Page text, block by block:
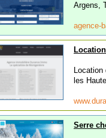
Argens,
agence-
les
Serre